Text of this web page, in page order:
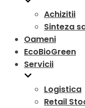
Achizitii
Sinteza
Oameni
EcoBioGreen
Servicii
Logistica
Retail